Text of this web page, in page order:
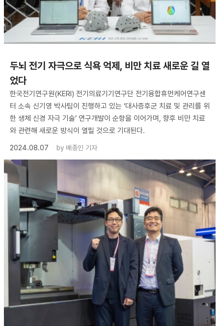
두뇌 전기 자극으로 식욕 억제, 비만 치료 새로운 길 열
었다
한국전기연구원(KERI) 전기의료기기연구단 전기융합휴먼케어연구센
터 소속 신기영 박사팀이 진행하고 있는 ‘대사증후군 치료 및 관리를 위
한 생체 신경 자극 기술’ 연구개발이 순항을 이어가며, 향후 비만 치료
와 관련해 새로운 방식이 열릴 것으로 기대된다.
2024.08.07
by 배종인 기자